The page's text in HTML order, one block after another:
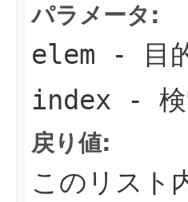
パラメータ:
elem - 目
index - 検
戻り値:
このリスト